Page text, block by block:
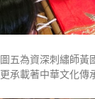
圖五為資深刺繡師黃
更承載著中華文化傳